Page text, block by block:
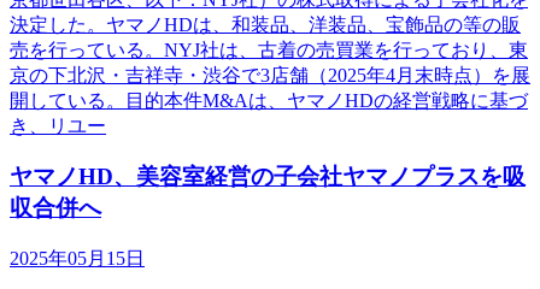
決定した。ヤマノHDは、和装品、洋装品、宝飾品の等の販
売を行っている。NYJ社は、古着の売買業を行っており、東
京の下北沢・吉祥寺・渋谷で3店舗（2025年4月末時点）を展
開している。目的本件M&Aは、ヤマノHDの経営戦略に基づ
き、リユー
ヤマノHD、美容室経営の子会社ヤマノプラスを吸
収合併へ
2025年05月15日